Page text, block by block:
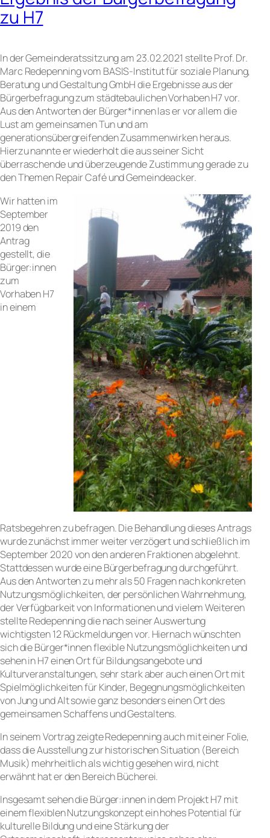
zu H7
In der Gemeinderatssitzung am 23.02.2021 stellte Prof. Dr.
Marc Redepenning vom BASIS-Institut für soziale Planung,
Beratung und Gestaltung GmbH die Ergebnisse aus der
Bürgerbefragung zum städtebaulichen Vorhaben H7 vor.
Aus den Antworten der Bürger*innen las er vor allem die
Lust am gemeinsamen Tun und am
generationsübergreifenden Zusammenwirken heraus.
Hierzu nannte er wiederholt die aus seiner Sicht
überraschende und überzeugende Zustimmung gerade zu
den Themen Repair Café und Gemeindeacker.
Wir hatten im
September
2019 den
Antrag
gestellt, die
Bürger:innen
zum
Vorhaben H7
in einem
Ratsbegehren zu befragen. Die Behandlung dieses Antrags
wurde zunächst immer weiter verzögert und schließlich im
September 2020 von den anderen Fraktionen abgelehnt.
Stattdessen wurde eine Bürgerbefragung durchgeführt.
Aus den Antworten zu mehr als 50 Fragen nach konkreten
Nutzungsmöglichkeiten, der persönlichen Wahrnehmung,
der Verfügbarkeit von Informationen und vielem Weiteren
stellte Redepenning die nach seiner Auswertung
wichtigsten 12 Rückmeldungen vor. Hiernach wünschten
sich die Bürger*innen flexible Nutzungsmöglichkeiten und
sehen in H7 einen Ort für Bildungsangebote und
Kulturveranstaltungen, sehr stark aber auch einen Ort mit
Spielmöglichkeiten für Kinder, Begegnungsmöglichkeiten
von Jung und Alt sowie ganz besonders einen Ort des
gemeinsamen Schaffens und Gestaltens.
In seinem Vortrag zeigte Redepenning auch mit einer Folie,
dass die Ausstellung zur historischen Situation (Bereich
Musik) mehrheitlich als wichtig gesehen wird, nicht
erwähnt hat er den Bereich Bücherei.
Insgesamt sehen die Bürger:innen in dem Projekt H7 mit
einem flexiblen Nutzungskonzept ein hohes Potential für
kulturelle Bildung und eine Stärkung der